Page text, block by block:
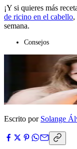
¡Y si quieres más
de ricino en el cabello,
semana.
Consejos
Escrito por Solange